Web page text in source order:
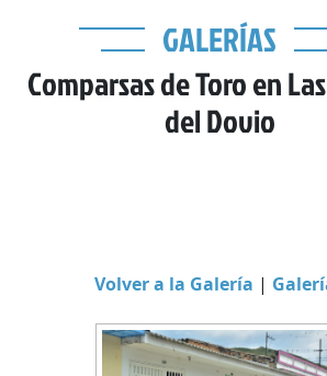
GALERÍAS
Comparsas de Toro en
del Dovio
Volver a la Galería |